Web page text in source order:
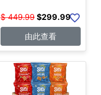
$ 449.99 $299.99
由此查看